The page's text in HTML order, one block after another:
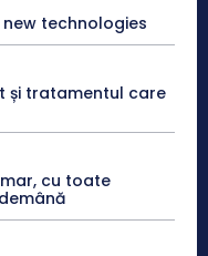
technologies
și tratamentul care
cu toate